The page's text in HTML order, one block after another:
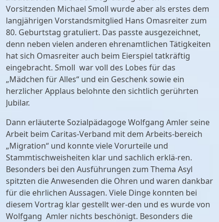
Vorsitzenden Michael Smoll wurde aber als erstes dem
langjährigen Vorstandsmitglied Hans Omasreiter zum
80. Geburtstag gratuliert. Das passte ausgezeichnet,
denn neben vielen anderen ehrenamtlichen Tätigkeiten
hat sich Omasreiter auch beim Eierspiel tatkräftig
eingebracht. Smoll war voll des Lobes für das
„Mädchen für Alles“ und ein Geschenk sowie ein
herzlicher Applaus belohnte den sichtlich gerührten
Jubilar.
Dann erläuterte Sozialpädagoge Wolfgang Amler seine
Arbeit beim Caritas-Verband mit dem Arbeits-bereich
„Migration“ und konnte viele Vorurteile und
Stammtischweisheiten klar und sachlich erklä-ren.
Besonders bei den Ausführungen zum Thema Asyl
spitzten die Anwesenden die Ohren und waren dankbar
für die ehrlichen Aussagen. Viele Dinge konnten bei
diesem Vortrag klar gestellt wer-den und es wurde von
Wolfgang Amler nichts beschönigt. Besonders die